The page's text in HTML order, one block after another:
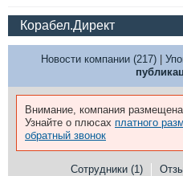
Корабел.Директ
Новости компании (217)
Внимание, компания размещена
Узнайте о плюсах платного
обратный звонок
Сотрудники (1)